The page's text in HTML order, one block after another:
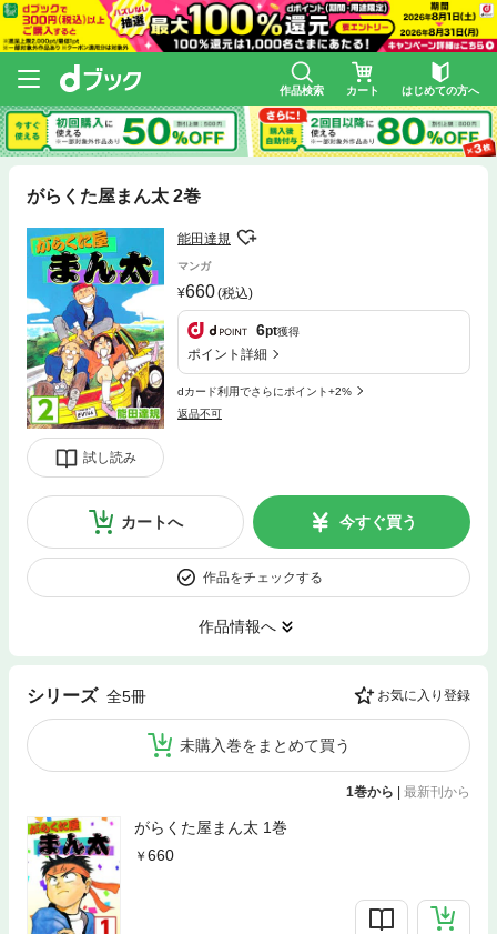
作品検索 カート はじめての方へ
がらくた屋まん太 2巻
試し読み
能田達規
マンガ
660(税込)
6pt獲得
ポイント詳細
dカード利用でさらにポイント+2%
返品不可
カートへ 今すぐ買う
作品をチェックする
作品情報へ
シリーズ 全5冊 お気に入り登録
未購入巻をまとめて買う
1巻から | 最新刊から
がらくた屋まん太 1巻
660